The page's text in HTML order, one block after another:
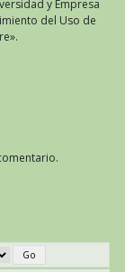
y Empresa
del Uso de